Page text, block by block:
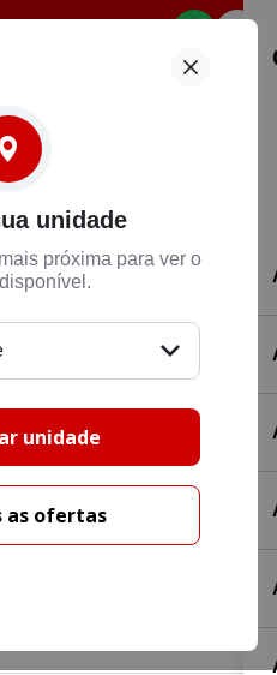
unidade
próxima para ver o
unidade
as ofertas